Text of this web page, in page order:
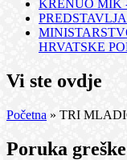
KRENUO MIK
HRVATSKE
Vi ste ovdje
Početna » TRI
Poruka greške